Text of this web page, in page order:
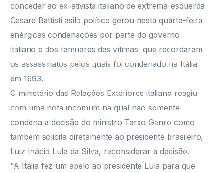
conceder ao ex-ativista italiano de extrema-esquerda
Cesare Battisti asilo político gerou nesta quarta-feira
enérgicas condenações por parte do governo
italiano e dos familiares das vítimas, que recordaram
os assassinatos pelos quais foi condenado na Itália
em 1993.
O ministério das Relações Exteriores italiano reagiu
com uma nota incomum na qual não somente
condena a decisão do ministro Tarso Genro como
também solicita diretamente ao presidente brasileiro,
Luiz Inácio Lula da Silva, reconsiderar a decisão.
"A Itália fez um apelo ao presidente Lula para que